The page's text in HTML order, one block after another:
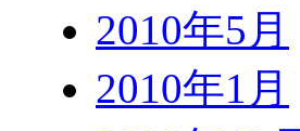
2010年5月
2010年1月